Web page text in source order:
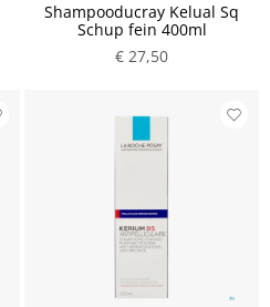
Shampooducray Kelual Sq
Schup fein 400ml
€ 27,50